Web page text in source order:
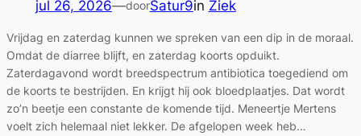
jul 26, 2026—doorSatur9in Ziek
Vrijdag en zaterdag kunnen we spreken van een dip in de moraal.
Omdat de diarree blijft, en zaterdag koorts opduikt.
Zaterdagavond wordt breedspectrum antibiotica toegediend om
de koorts te bestrijden. En krijgt hij ook bloedplaatjes. Dat wordt
zo’n beetje een constante de komende tijd. Meneertje Mertens
voelt zich helemaal niet lekker. De afgelopen week heb…